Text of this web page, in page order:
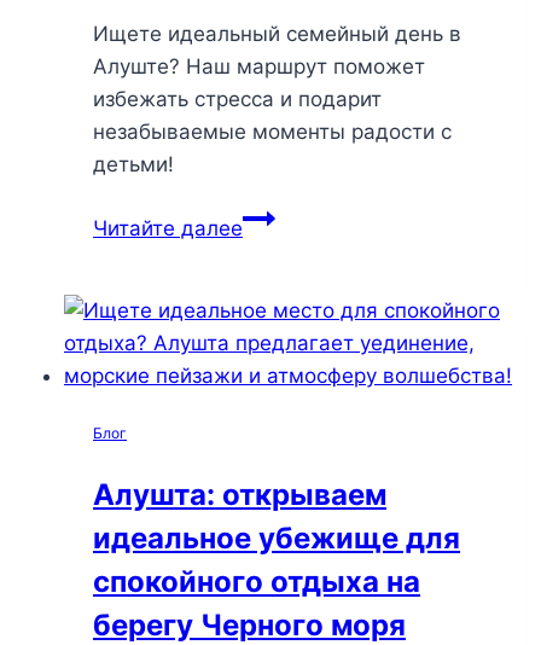
Ищете идеальный семейный день в
Алуште? Наш маршрут поможет
избежать стресса и подарит
незабываемые моменты радости с
детьми!
Читайте далееИдеальный
Алуште
с
детьми:
и
веселого
времяпрепровождения
Блог
Алушта: открываем
идеальное убежище для
спокойного отдыха на
берегу Черного моря